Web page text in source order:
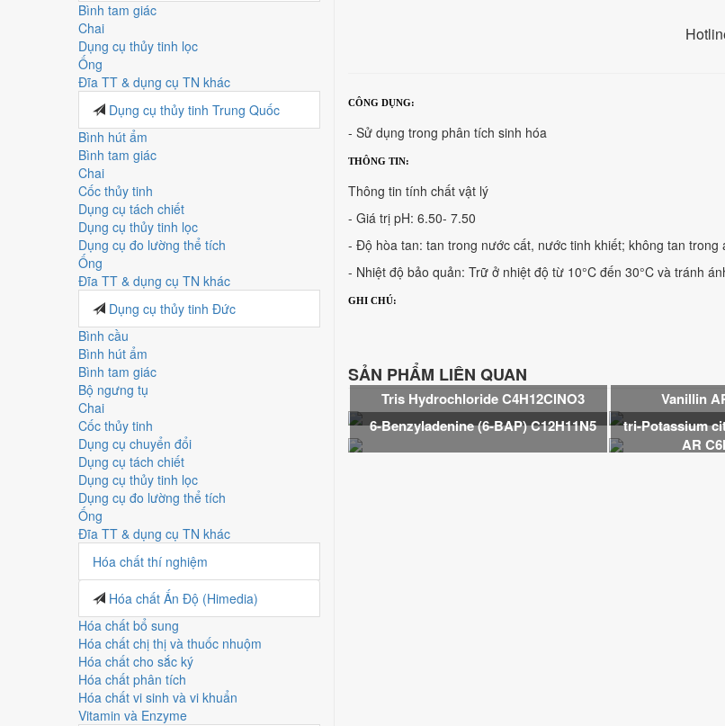
Bình tam giác
Chai
Dụng cụ thủy tinh lọc
Ống
Đĩa TT & dụng cụ TN khác
Dụng cụ thủy tinh Trung Quốc
Bình hút ẩm
Bình tam giác
Chai
Cốc thủy tinh
Dụng cụ tách chiết
Dụng cụ thủy tinh lọc
Dụng cụ đo lường thể tích
Ống
Đĩa TT & dụng cụ TN khác
Dụng cụ thủy tinh Đức
Bình cầu
Bình hút ẩm
Bình tam giác
Bộ ngưng tụ
Chai
Cốc thủy tinh
Dụng cụ chuyển đổi
Dụng cụ tách chiết
Dụng cụ thủy tinh lọc
Dụng cụ đo lường thể tích
Ống
Đĩa TT & dụng cụ TN khác
Hóa chất thí nghiệm
Hóa chất Ấn Độ (Himedia)
Hóa chất bổ sung
Hóa chất chị thị và thuốc nhuộm
Hóa chất cho sắc ký
Hóa chất phân tích
Hóa chất vi sinh và vi khuẩn
Vitamin và Enzyme
CÔNG DỤNG:
- Sử dụng trong phân tích sinh hóa
THÔNG TIN:
Thông tin tính chất vật lý
- Giá trị pH: 6.50- 7.50
- Độ hòa tan: tan trong nước cất, nước tinh khiết; không tan trong
- Nhiệt độ bảo quản: Trữ ở nhiệt độ từ 10°C đến 30°C và tránh
GHI CHÚ:
SẢN PHẨM LIÊN QUAN
Tris Hydrochloride C4H12ClNO3 Vanillin
6-Benzyladenine (6-BAP) C12H11N5
tri-Potassium
AR